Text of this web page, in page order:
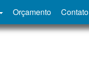
Orçamento Contato